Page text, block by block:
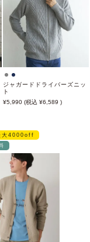
ジャガードドライバーズニッ
ト
5,990
6,589
大4000off